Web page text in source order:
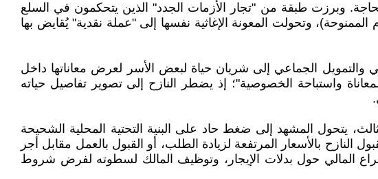
وبرزت طبقة من "تجار الأزمات الجدد" الذين يتحكمون في السلع
وتحولت المعونة الإغاثية نفسها إلى "عملة نقدية" يُقايض بها
والتمويل الجماعي إلى شريان حياة لبعض الأسر لعرض معاناتها داخل
واستباحة الخصوصية"؛ إذ يضطر النازح إلى تصوير تفاصيل حياته
يتحول المشهد إلى ضغط حاد على البنية التحتية المحلية الشحيحة
بالأسعار المرتفعة لزيادة الطلب، أو القبول بالعمل مقابل أجر
المالي حول بدلات الإيجار، وتوظيف المالك لسطوته لفرض شروط